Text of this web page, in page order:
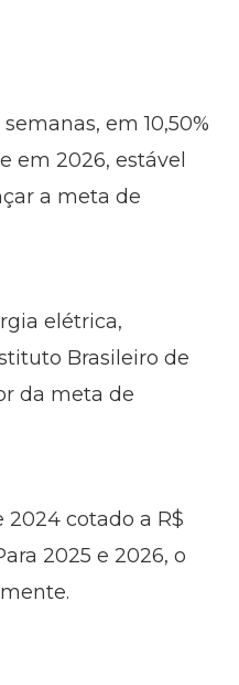
em 10,50%
em 2026, estável
a meta de
elétrica,
Brasileiro de
da meta de
cotado a R$
2025 e 2026, o